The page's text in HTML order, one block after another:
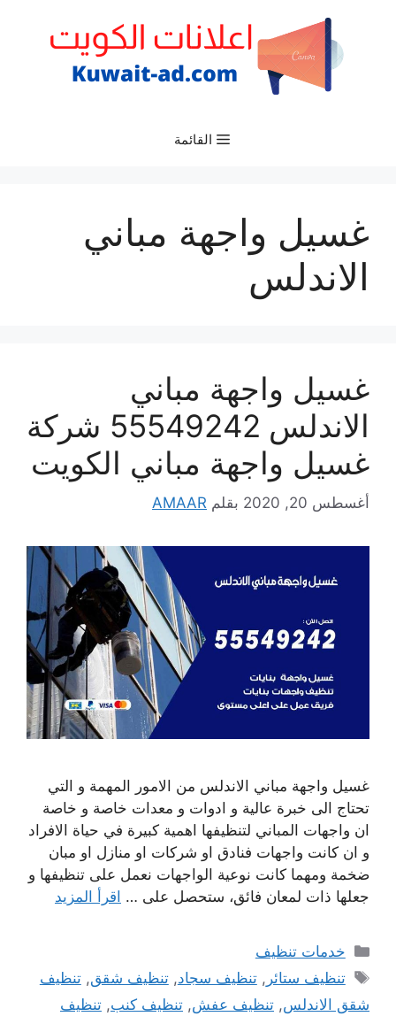
القائمة
غسيل واجهة مباني
الاندلس
غسيل واجهة مباني
الاندلس 55549242 شركة
غسيل واجهة مباني الكويت
أغسطس 20, 2020 بقلم AMAAR
غسيل واجهة مباني الاندلس من الامور المهمة و التي
تحتاج الى خبرة عالية و ادوات و معدات خاصة و خاصة
ان واجهات المباني لتنظيفها اهمية كبيرة في حياة الافراد
و ان كانت واجهات فنادق او شركات او منازل او مبان
ضخمة ومهما كانت نوعية الواجهات نعمل على تنظيفها و
جعلها ذات لمعان فائق، ستحصل على … اقرأ المزيد
التصنيفات
خدمات تنظيف
الوسوم
تنظيف ستائر ,تنظيف سجاد,تنظيف شقق,تنظيف
شقق الاندلس, تنظيف عفش, تنظيف كنب, تنظيف